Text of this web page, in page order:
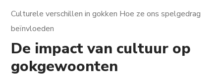
Culturele verschillen in gokken Hoe ze ons spelgedrag
beïnvloeden
De impact van cultuur op
gokgewoonten